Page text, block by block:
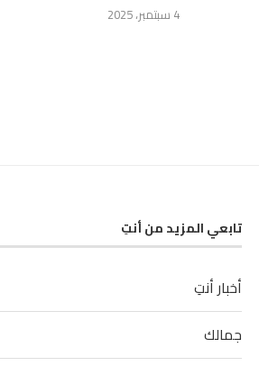
4 سبتمبر، 2025
تابعي المزيد من أنتِ
أخبار أنتِ
جمالك